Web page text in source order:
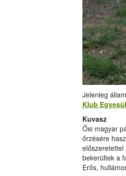
Jelenleg
Klub
Kuvasz
Ősi magyar
őrzésére
előszeretettel
bekerültek a
Erős,